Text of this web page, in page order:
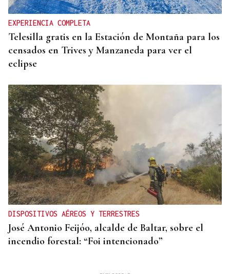
EXPERIENCIA COMPLETA
Telesilla gratis en la Estación de Montaña para los
censados en Trives y Manzaneda para ver el
eclipse
DISPOSITIVOS AÉREOS Y TERRESTRES
José Antonio Feijóo, alcalde de Baltar, sobre el
incendio forestal: “Foi intencionado”